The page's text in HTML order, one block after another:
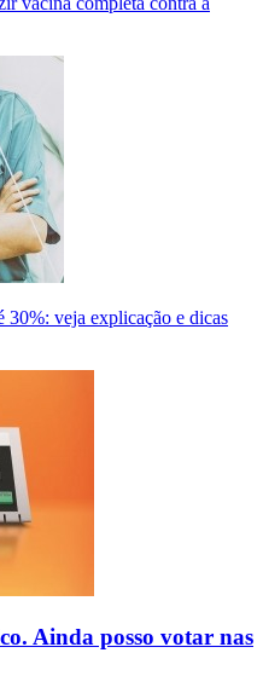
30%: veja explicação e dicas
Ainda posso votar nas